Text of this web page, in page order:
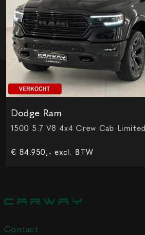
Dodge Ram
1500 5.7 V8 4x4 Crew Cab Limited
€ 84.950,- excl. BTW
Contact